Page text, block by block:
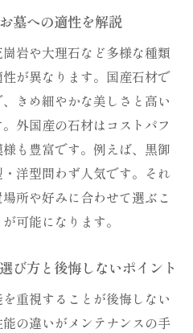
お墓の維持方法と注意
墓の種類の選び方
おきたい石材ランクと種
理解して失敗しないお墓
との耐久性と価格の特
お墓のメリットとデメリ
じた選び方と注意すべき
墓への適性を解説
岩や大理石など多様な種類
が異なります。国産石材で
きめ細やかな美しさと高い
外国産の石材はコストパフ
も豊富です。例えば、黒御
洋型問わず人気です。それ
所や好みに合わせて選ぶこ
可能になります。
び方と後悔しないポイント
重視することが後悔しない
の違いがメンテナンスの手